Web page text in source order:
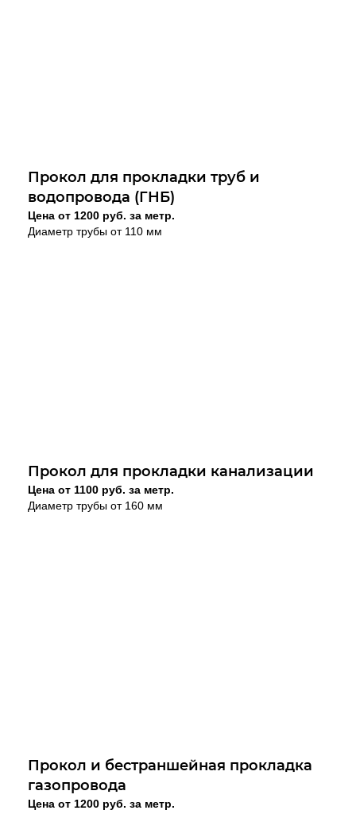
Прокол для прокладки труб и
водопровода (ГНБ)
Цена от 1200 руб. за метр.
Диаметр трубы от 110 мм
Прокол для прокладки канализации
Цена от 1100 руб. за метр.
Диаметр трубы от 160 мм
Прокол и бестраншейная прокладка
газопровода
Цена от 1200 руб. за метр.